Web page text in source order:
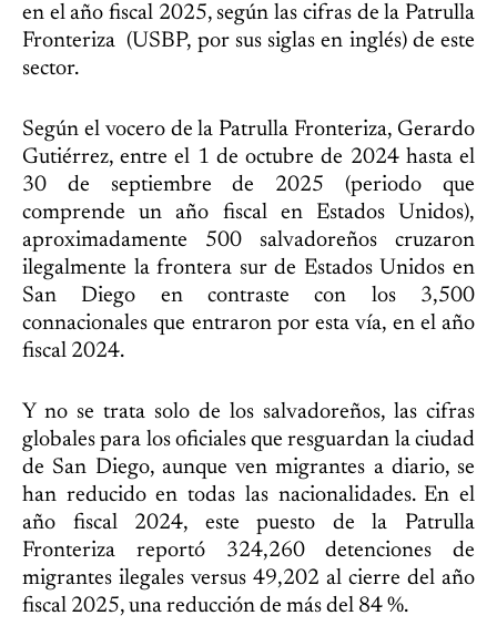
en el año fiscal 2025, según las cifras de la Patrulla
Fronteriza (USBP, por sus siglas en inglés) de este
sector.
Según el vocero de la Patrulla Fronteriza, Gerardo
Gutiérrez, entre el 1 de octubre de 2024 hasta el
30 de septiembre de 2025 (periodo que
comprende un año fiscal en Estados Unidos),
aproximadamente 500 salvadoreños cruzaron
ilegalmente la frontera sur de Estados Unidos en
San Diego en contraste con los 3,500
connacionales que entraron por esta vía, en el año
fiscal 2024.
Y no se trata solo de los salvadoreños, las cifras
globales para los oficiales que resguardan la ciudad
de San Diego, aunque ven migrantes a diario, se
han reducido en todas las nacionalidades. En el
año fiscal 2024, este puesto de la Patrulla
Fronteriza reportó 324,260 detenciones de
migrantes ilegales versus 49,202 al cierre del año
fiscal 2025, una reducción de más del 84 %.